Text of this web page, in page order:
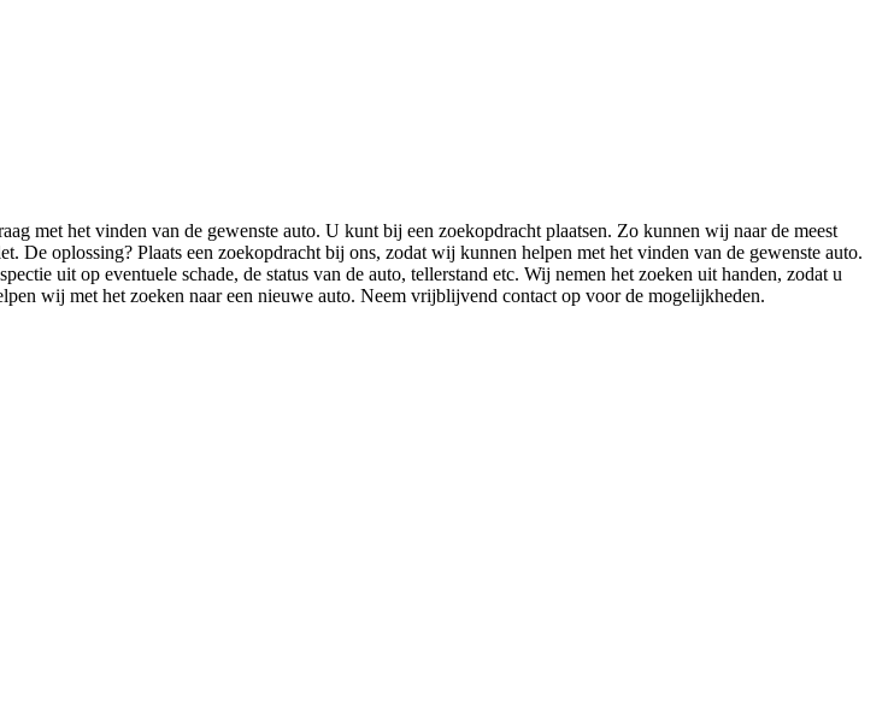
met het vinden van de gewenste auto. U kunt bij een zoekopdracht plaatsen. Zo kunnen wij naar de meest
De oplossing? Plaats een zoekopdracht bij ons, zodat wij kunnen helpen met het vinden van de gewenste auto.
uit op eventuele schade, de status van de auto, tellerstand etc. Wij nemen het zoeken uit handen, zodat u
wij met het zoeken naar een nieuwe auto. Neem vrijblijvend contact op voor de mogelijkheden.